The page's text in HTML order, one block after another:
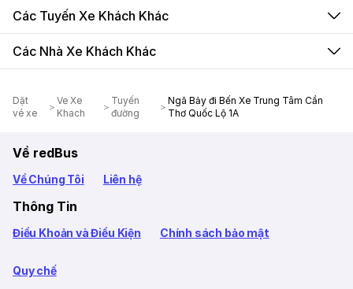
Các Tuyến Xe Khách Khác
Các Nhà Xe Khách Khác
Dặt
vé xe
Ve Xe
Khach
Tuyến
đường
Ngã Bảy đi Bến Xe Trung Tâm Cần
Thơ Quốc Lộ 1A
Về redBus
Về Chúng Tôi Liên hệ
Thông Tin
Điều Khoản và Điều Kiện Chính sách bảo mật
Quy chế